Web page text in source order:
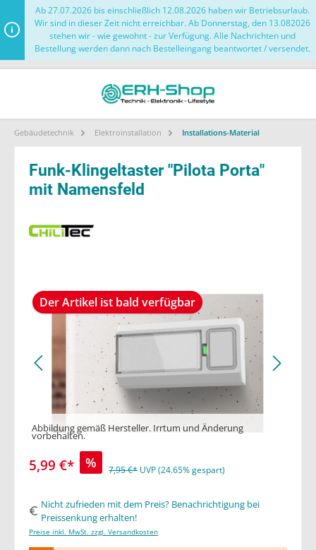
Ab 27.07.2026 bis einschließlich 12.08.2026 haben wir Betriebsurlaub.
Wir sind in dieser Zeit nicht erreichbar. Ab Donnerstag, den 13.082026
stehen wir - wie gewohnt - zur Verfügung. Alle Nachrichten und
Bestellung werden dann nach Bestelleingang beantwortet / versendet.
Gebäudetechnik Elektroinstallation Installations-Material
Funk-Klingeltaster "Pilota Porta"
mit Namensfeld
Der Artikel ist bald verfügbar
Abbildung gemäß Hersteller. Irrtum und Änderung
vorbehalten.
5,99 €* % 7,95 €* UVP (24.65% gespart)
Nicht zufrieden mit dem Preis? Benachrichtigung bei
Preissenkung erhalten!
Preise inkl. MwSt. zzgl. Versandkosten